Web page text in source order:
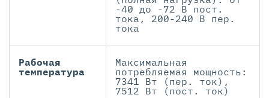
-40 до -72 В пост.
тока, 200-240 В пер.
тока
Рабочая
температура
Максимальная
потребляемая мощность:
7341 Вт (пер. ток),
7512 Вт (пост. ток)